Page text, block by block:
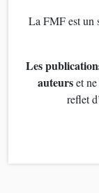
La FMF est un
Les
auteurset
reflet